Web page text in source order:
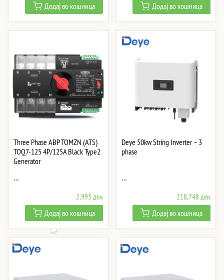
Додај во кошница Додај во кошница
Three Phase АВР TOMZN (ATS)
TOQ7-125 4P/125A Black Type2
Generator
…
2,993 ден
Додај во кошница
Deye 50kw String Inverter – 3
phase
…
218,748 ден
Додај во кошница